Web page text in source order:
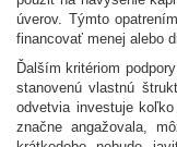
úverov. Týmto
financovať menej alebo
Ďalším kritériom
stanovenú vlastnú
odvetvia investuje
značne angažovala,